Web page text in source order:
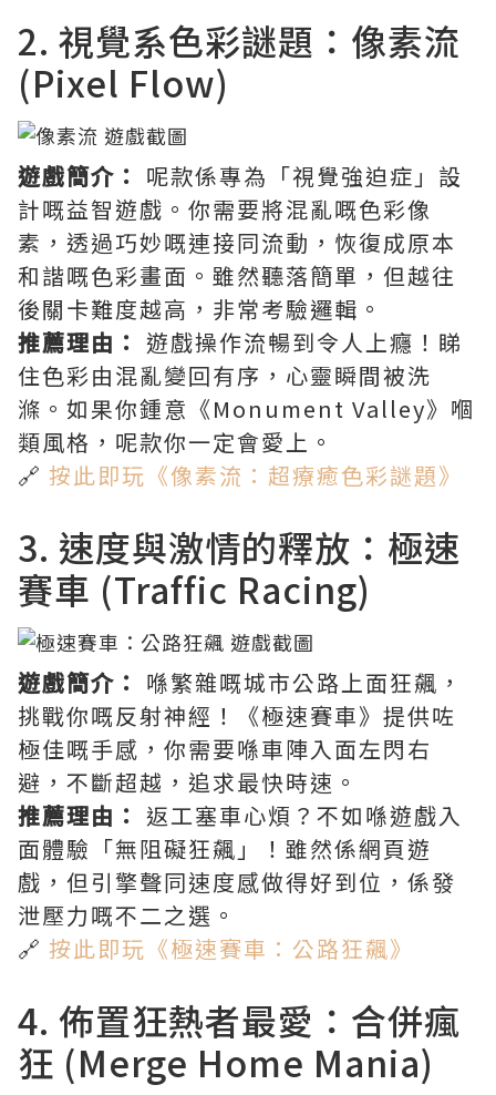
2. 視覺系色彩謎題：像素流
(Pixel Flow)
遊戲簡介： 呢款係專為「視覺強迫症」設
計嘅益智遊戲。你需要將混亂嘅色彩像
素，透過巧妙嘅連接同流動，恢復成原本
和諧嘅色彩畫面。雖然聽落簡單，但越往
後關卡難度越高，非常考驗邏輯。
推薦理由： 遊戲操作流暢到令人上癮！睇
住色彩由混亂變回有序，心靈瞬間被洗
滌。如果你鍾意《Monument Valley》嗰
類風格，呢款你一定會愛上。
🔗 按此即玩《像素流：超療癒色彩謎題》
3. 速度與激情的釋放：極速
賽車 (Traffic Racing)
遊戲簡介： 喺繁雜嘅城市公路上面狂飆，
挑戰你嘅反射神經！《極速賽車》提供咗
極佳嘅手感，你需要喺車陣入面左閃右
避，不斷超越，追求最快時速。
推薦理由： 返工塞車心煩？不如喺遊戲入
面體驗「無阻礙狂飆」！雖然係網頁遊
戲，但引擎聲同速度感做得好到位，係發
泄壓力嘅不二之選。
🔗 按此即玩《極速賽車：公路狂飆》
4. 佈置狂熱者最愛：合併瘋
狂 (Merge Home Mania)